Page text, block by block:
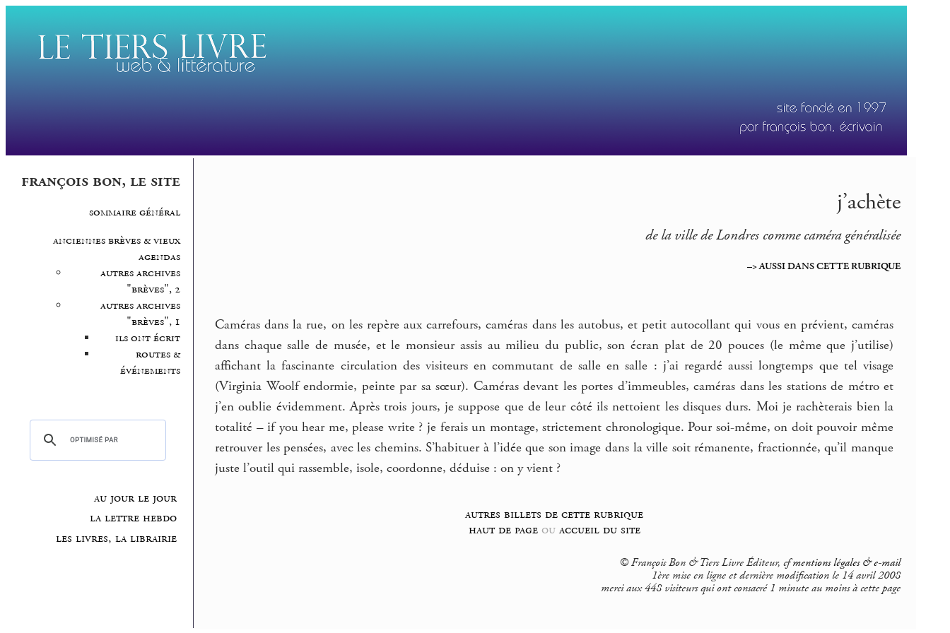
françois bon, le site
sommaire général
anciennes brèves & vieux
agendas
autres archives
"brèves", 2
autres archives
"brèves", 1
ils ont écrit
routes &
événements
au jour le jour
la lettre hebdo
les livres, la librairie
j’achète
de la ville de Londres comme caméra généralisée
–> AUSSI DANS CETTE RUBRIQUE
Caméras dans la rue, on les repère aux carrefours, caméras dans les autobus, et petit autocollant qui vous en prévient, caméras
dans chaque salle de musée, et le monsieur assis au milieu du public, son écran plat de 20 pouces (le même que j’utilise)
affichant la fascinante circulation des visiteurs en commutant de salle en salle : j’ai regardé aussi longtemps que tel visage
(Virginia Woolf endormie, peinte par sa sœur). Caméras devant les portes d’immeubles, caméras dans les stations de métro et
j’en oublie évidemment. Après trois jours, je suppose que de leur côté ils nettoient les disques durs. Moi je rachèterais bien la
totalité – if you hear me, please write ? je ferais un montage, strictement chronologique. Pour soi-même, on doit pouvoir même
retrouver les pensées, avec les chemins. S’habituer à l’idée que son image dans la ville soit rémanente, fractionnée, qu’il manque
juste l’outil qui rassemble, isole, coordonne, déduise : on y vient ?
autres billets de cette rubrique
haut de pageouaccueil du site
© François Bon & Tiers Livre Éditeur, cfmentions légales & e-mail
1ère mise en ligne et dernière modification le 14 avril 2008
merci aux 448 visiteurs qui ont consacré 1 minute au moins à cette page